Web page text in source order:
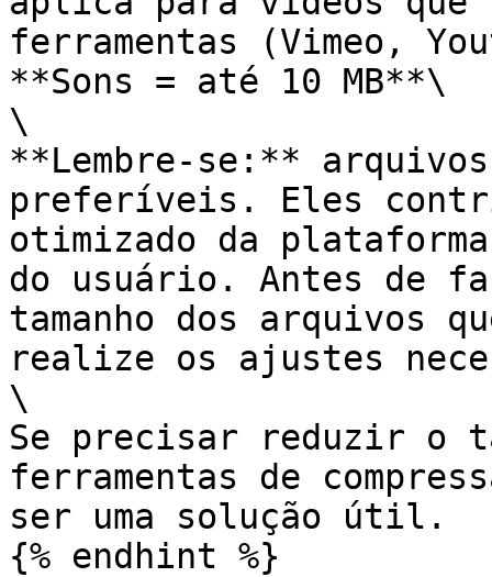
ferramentas (Vimeo,
**Sons = até 10 MB**\
\
**Lembre-se:**
preferíveis. Eles
otimizado da
do usuário. Antes de
tamanho dos arquivos
realize os ajustes
\
Se precisar reduzir o
ferramentas de
ser uma solução útil.
{% endhint %}